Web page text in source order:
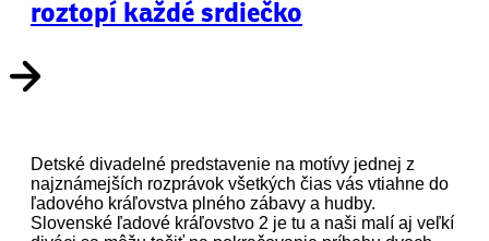
roztopí každé srdiečko
Detské divadelné predstavenie na motívy jednej z
najznámejších rozprávok všetkých čias vás vtiahne do
ľadového kráľovstva plného zábavy a hudby.
Slovenské ľadové kráľovstvo 2 je tu a naši malí aj veľkí